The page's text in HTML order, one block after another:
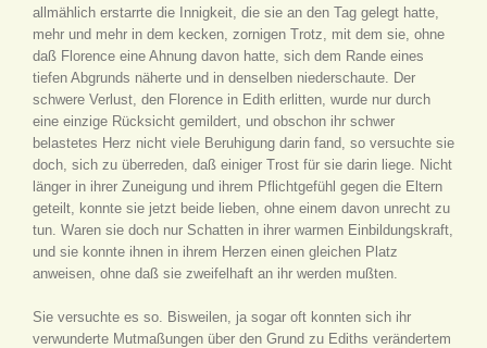
allmählich erstarrte die Innigkeit, die sie an den Tag gelegt hatte,
mehr und mehr in dem kecken, zornigen Trotz, mit dem sie, ohne
daß Florence eine Ahnung davon hatte, sich dem Rande eines
tiefen Abgrunds näherte und in denselben niederschaute. Der
schwere Verlust, den Florence in Edith erlitten, wurde nur durch
eine einzige Rücksicht gemildert, und obschon ihr schwer
belastetes Herz nicht viele Beruhigung darin fand, so versuchte sie
doch, sich zu überreden, daß einiger Trost für sie darin liege. Nicht
länger in ihrer Zuneigung und ihrem Pflichtgefühl gegen die Eltern
geteilt, konnte sie jetzt beide lieben, ohne einem davon unrecht zu
tun. Waren sie doch nur Schatten in ihrer warmen Einbildungskraft,
und sie konnte ihnen in ihrem Herzen einen gleichen Platz
anweisen, ohne daß sie zweifelhaft an ihr werden mußten.
Sie versuchte es so. Bisweilen, ja sogar oft konnten sich ihr
verwunderte Mutmaßungen über den Grund zu Ediths verändertem